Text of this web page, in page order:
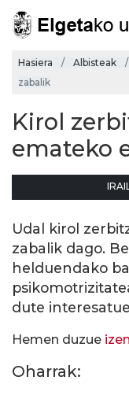
Hasiera Albisteak
zabalik
Kirol
emateko
Udal kirol
zabalik dago.
helduendako
dute
Hemen duzue
Oharrak: